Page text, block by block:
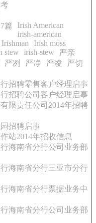
篇
Irish American
irish-american
Irishman
Irish moss
stew irish-stew
严亲
严冽 严净 严凌
严切
招聘零售客户经理启事
招聘公司客户经理启事
限责任公司2014年招聘
招聘启事
站2014年招收信息
海南省分行公司业务部
海南省分行三亚市分行
海南省分行票据业务中
海南省分行公司业务部